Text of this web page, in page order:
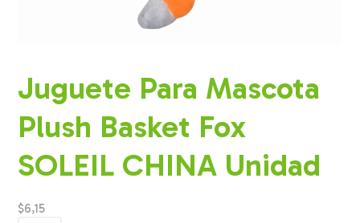
Juguete Para Mascota
Plush Basket Fox
SOLEIL CHINA Unidad
$6,15